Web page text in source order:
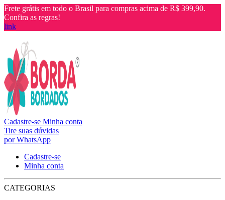
Frete grátis em todo o Brasil para compras acima de R$ 399,90.
Confira as regras!
link
Cadastre-se Minha conta
Tire suas dúvidas
por WhatsApp
Cadastre-se
Minha conta
CATEGORIAS